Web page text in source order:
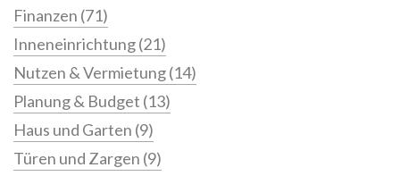
Finanzen (71)
Inneneinrichtung(21)
Nutzen & Vermietung(14)
Planung & Budget (13)
Haus und Garten (9)
Türen und Zargen (9)